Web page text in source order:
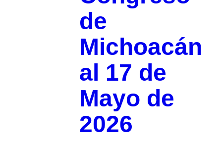
de
Michoacán
al 17 de
Mayo de
2026